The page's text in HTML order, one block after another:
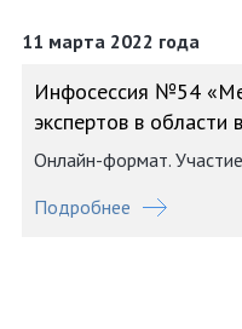
11 марта 2022 года
Инфосессия №54
экспертов в области
Онлайн-формат.
Подробнее